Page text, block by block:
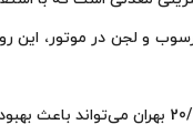
و لجن در موتور،